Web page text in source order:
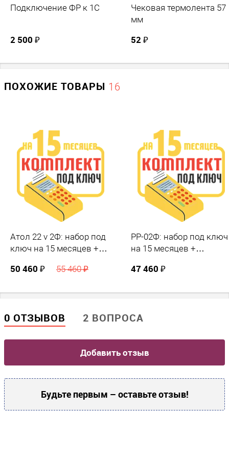
Подключение ФР к 1С
2 500 ₽
Чековая термолента 57
мм
52 ₽
ПОХОЖИЕ ТОВАРЫ 16
Атол 22 v 2Ф: набор под
ключ на 15 месяцев +
50 460 ₽ 55 460 ₽
РР-02Ф: набор под ключ
на 15 месяцев +
47 460 ₽
0 ОТЗЫВОВ 2 ВОПРОСА
Добавить отзыв
Будьте первым – оставьте отзыв!